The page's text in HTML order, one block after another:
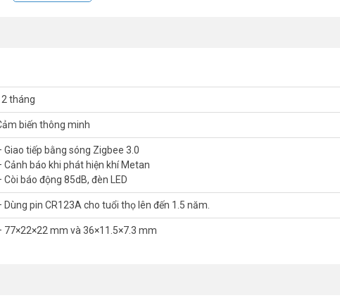
tháng
biến thông minh
Giao tiếp bằng sóng Zigbee 3.0
Cảnh báo khi phát hiện khí Metan
Còi báo động 85dB, đèn LED
Dùng pin CR123A cho tuổi thọ lên đến 1.5 năm.
77×22×22 mm và 36×11.5×7.3 mm